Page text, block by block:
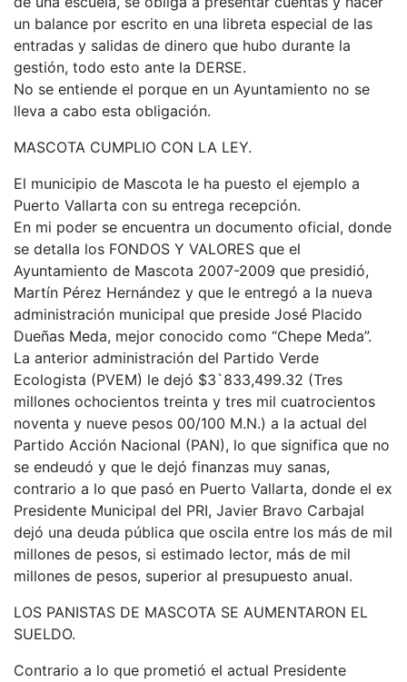
un balance por escrito en una libreta especial de las
entradas y salidas de dinero que hubo durante la
gestión, todo esto ante la DERSE.
No se entiende el porque en un Ayuntamiento no se
lleva a cabo esta obligación.
MASCOTA CUMPLIO CON LA LEY.
El municipio de Mascota le ha puesto el ejemplo a
Puerto Vallarta con su entrega recepción.
En mi poder se encuentra un documento oficial, donde
se detalla los FONDOS Y VALORES que el
Ayuntamiento de Mascota 2007-2009 que presidió,
Martín Pérez Hernández y que le entregó a la nueva
administración municipal que preside José Placido
Dueñas Meda, mejor conocido como “Chepe Meda”.
La anterior administración del Partido Verde
Ecologista (PVEM) le dejó $3`833,499.32 (Tres
millones ochocientos treinta y tres mil cuatrocientos
noventa y nueve pesos 00/100 M.N.) a la actual del
Partido Acción Nacional (PAN), lo que significa que no
se endeudó y que le dejó finanzas muy sanas,
contrario a lo que pasó en Puerto Vallarta, donde el ex
Presidente Municipal del PRI, Javier Bravo Carbajal
dejó una deuda pública que oscila entre los más de mil
millones de pesos, si estimado lector, más de mil
millones de pesos, superior al presupuesto anual.
LOS PANISTAS DE MASCOTA SE AUMENTARON EL
SUELDO.
Contrario a lo que prometió el actual Presidente